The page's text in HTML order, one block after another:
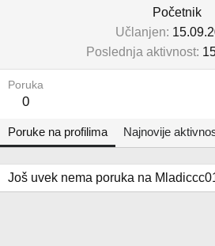
Početnik
Učlanjen
Poslednja aktivnost
Poruka
0
Poruke na profilima Najnovije
Još uvek nema poruka na